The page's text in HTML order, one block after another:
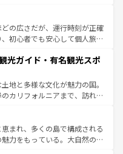
しい。 なお、新着の
覧を参照してほしい。
。また、優雅なアフタヌーン
らない英国パブ、サッカー観
る体験も豊富。イギリスを旅
。
の広さだが、運行時刻が正確
初心者でも安心して個人旅行
スイスならではのユニークな
だけでなく町歩きも満喫する
高いため物価も高いが、旅行
ビスもあり、うまく活用すれ
光ガイド・有名観光スポ
地と多様な文化が魅力の国。
カリフォルニアまで、訪れる
ショッピング、エンターテイ
スポットだ。一方、アメリカ
ランドキャニオンやイエロー
まれ、多くの島で構成される
力をもっている。大自然の神